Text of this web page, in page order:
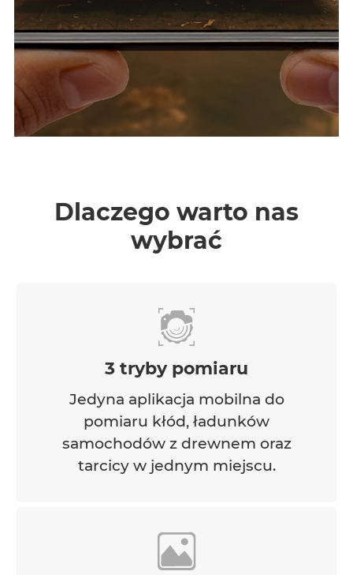
Dlaczego warto nas
wybrać
3 tryby pomiaru
Jedyna aplikacja mobilna do
pomiaru kłód, ładunków
samochodów z drewnem oraz
tarcicy w jednym miejscu.